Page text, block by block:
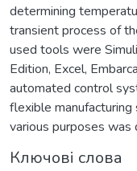
determining
transient process of
used tools were
Edition, Excel,
automated control
flexible
various purposes was
Ключові слова